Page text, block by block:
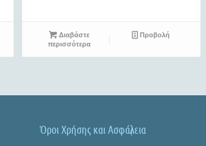
Διαβάστε
περισσότερα
Προβολή
Όροι Χρήσης και Ασφάλεια